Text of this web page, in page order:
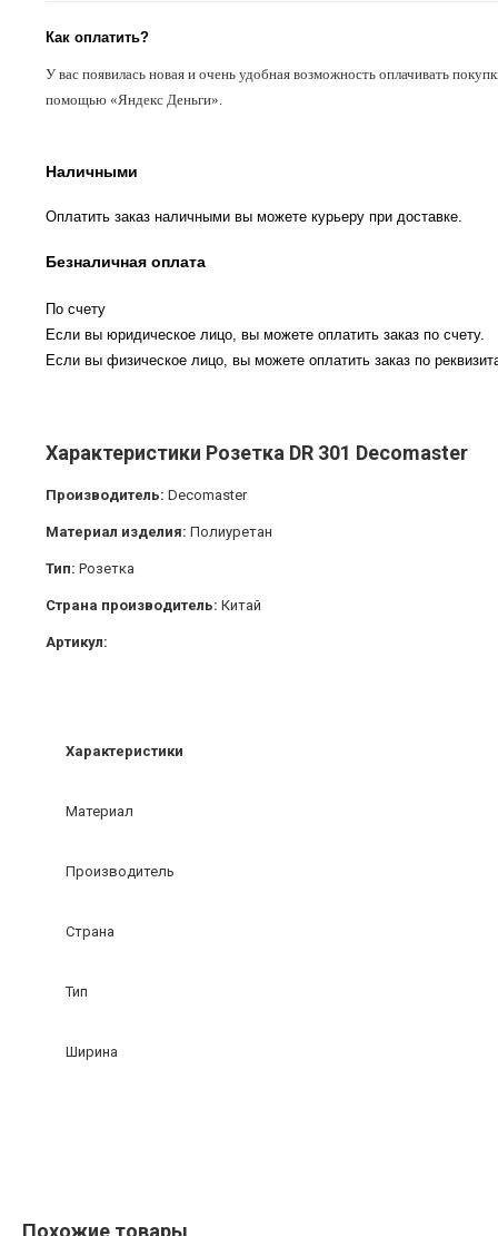
Как оплатить?
У вас появилась новая и очень удобная возможность оплачивать
помощью «Яндекс Деньги».
Наличными
Оплатить заказ наличными вы можете курьеру при доставке.
Безналичная оплата
По счету
Если вы юридическое лицо, вы можете оплатить заказ по счету.
Если вы физическое лицо, вы можете оплатить заказ по
Характеристики Розетка DR 301 Decomaster
Производитель: Decomaster
Материал изделия: Полиуретан
Тип: Розетка
Страна производитель: Китай
Артикул:
Характеристики
Материал
Производитель
Страна
Тип
Ширина
Похожие товары